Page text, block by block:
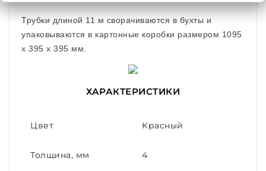
Трубки длиной 11 м сворачиваются в бухты и
упаковываются в картонные коробки размером 1095
х 395 х 395 мм.
ХАРАКТЕРИСТИКИ
Цвет Красный
Толщина, мм 4